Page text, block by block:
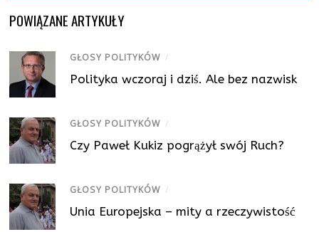
POWIĄZANE ARTYKUŁY
GŁOSY POLITYKÓW /
Polityka wczoraj i dziś. Ale bez nazwisk
GŁOSY POLITYKÓW /
Czy Paweł Kukiz pogrążył swój Ruch?
GŁOSY POLITYKÓW /
Unia Europejska – mity a rzeczywistość